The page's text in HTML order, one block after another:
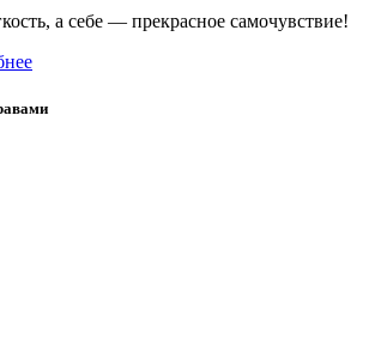
а себе — прекрасное самочувствие!